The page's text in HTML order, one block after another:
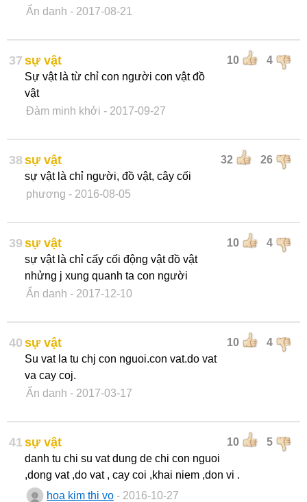
Ẩn danh - 2017-08-21
37 10 4
sự vật
Sự vật là từ chỉ con người con vật đồ
vật
Đàm minh khởi - 2017-09-27
38 32 26
sự vật
sự vật là chỉ người, đồ vật, cây cối
phương - 2016-08-05
39 10 4
sự vật
sự vật là chỉ cấy cối động vật đồ vật
nhửng j xung quanh ta con người
Ẩn danh - 2017-12-10
40 10 4
sự vật
Su vat la tu chj con nguoi.con vat.do vat
va cay coj.
Ẩn danh - 2017-03-17
41 10 5
sự vật
danh tu chi su vat dung de chi con nguoi
,dong vat ,do vat , cay coi ,khai niem ,don vi .
hoa kim thi vo - 2016-10-27